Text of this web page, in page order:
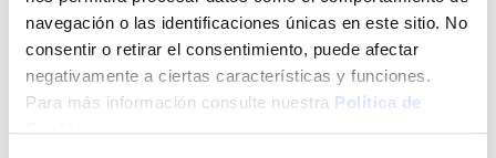
navegación o las identificaciones únicas en este sitio. No
consentir o retirar el consentimiento, puede afectar
negativamente a ciertas características y funciones.
Para más información consulte nuestra Política de
velilla 103016s 103016
Velilla Ref:CF-126601
Pantalón multibolsillos con refuerzo de tejido.Cierre central
la
galería
de
imágenes